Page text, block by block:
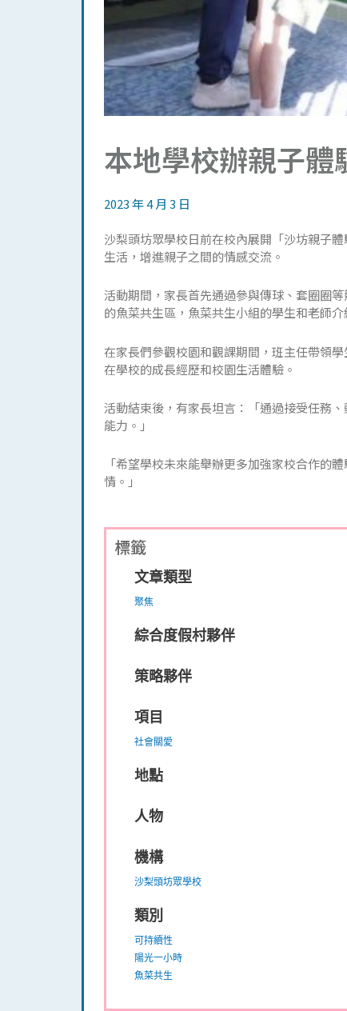
本地學校辦親子
2023 年 4 月 3 日
沙梨頭坊眾學校日前在校內展開「沙坊親子
生活，增進親子之間的情感交流。
活動期間，家長首先通過參與傳球、套圈圈
的魚菜共生區，魚菜共生小組的學生和老師
在家長們參觀校園和觀課期間，班主任帶領
在學校的成長經歷和校園生活體驗。
活動結束後，有家長坦言：「通過接受任務
能力。」
「希望學校未來能舉辦更多加強家校合作的
情。」
標籤
文章類型
聚焦
綜合度假村夥伴
策略夥伴
項目
社會關愛
地點
人物
機構
沙梨頭坊眾學校
類別
可持續性
陽光一小時
魚菜共生